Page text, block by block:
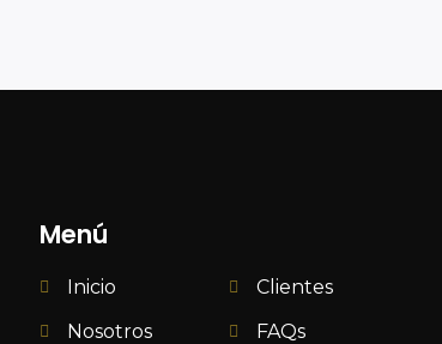
Menú
Inicio
Nosotros
Clientes
FAQs